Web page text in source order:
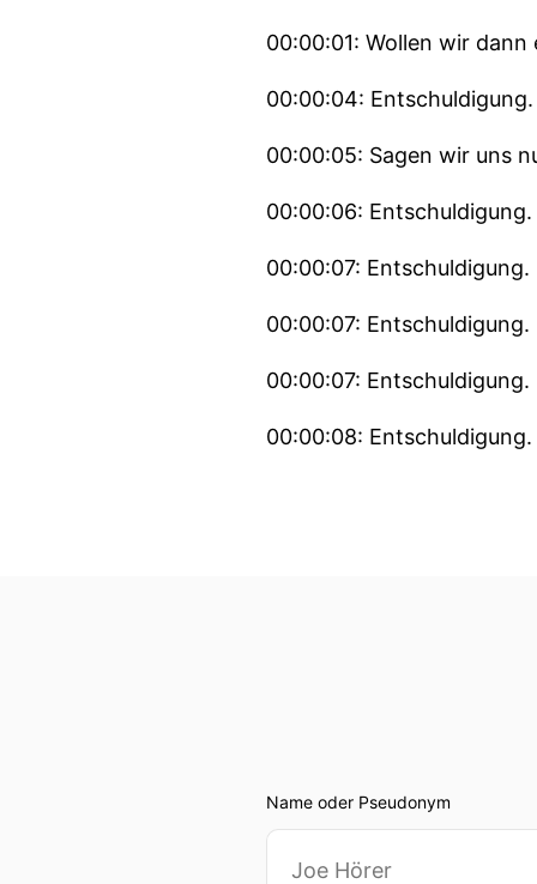
00:00:01: Wollen wir
00:00:04: Entschuldigung.
00:00:05: Sagen wir uns
00:00:06: Entschuldigung.
00:00:07: Entschuldigung.
00:00:07: Entschuldigung.
00:00:07: Entschuldigung.
00:00:08: Entschuldigung.
00:00:15: Entschuldigung.
Name oder Pseudonym